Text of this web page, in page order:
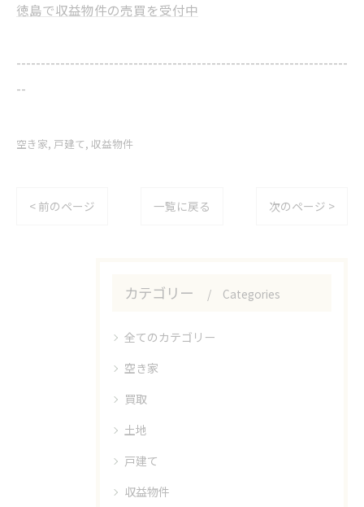
徳島で収益物件の売買を受付中
--------------------------------------------------------------------
--
空き家 戸建て 収益物件
< 前のページ 一覧に戻る 次のページ >
カテゴリー Categories
全てのカテゴリー
空き家
買取
土地
戸建て
収益物件